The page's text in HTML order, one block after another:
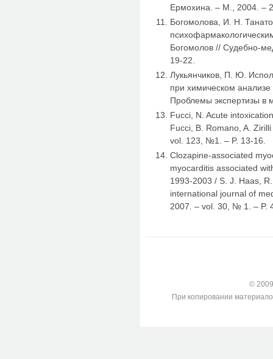
Ермохина. – М., 2004. –
Богомолова, И. Н.
Богомолов // Судебно-
19-22.
Лукьянчиков, П. Ю.
при химическом
Проблемы экспертизы
Fucci, N. Acute
Fucci, B. Romano, A.
vol. 123, №1. – P. 13-16.
Clozapine-associated
myocarditis associated
1993-2003 / S. J. Haas,
international journal of
2007. – vol. 30, № 1. – P.
©
При копировании